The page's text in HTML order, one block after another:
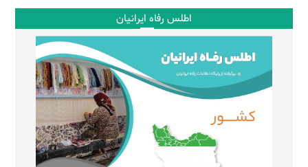
اطلس رفاه ایرانیان